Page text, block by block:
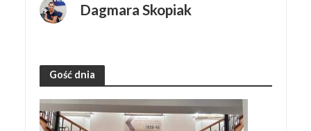
Dagmara Skopiak
Gość dnia